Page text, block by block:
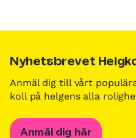
Nyhetsbrevet
Anmäl dig till vårt
koll på helgens alla
Anmäl dig här